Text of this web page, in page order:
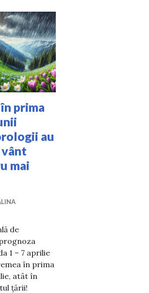
Au devenit tot mai căutate
prima
au
mai
de
1 – 7 aprilie
în prima
atât în
țării!